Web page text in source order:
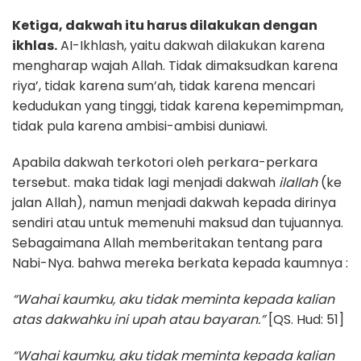
Ketiga, dakwah itu harus dilakukan dengan
ikhlas.AI-Ikhlash, yaitu dakwah dilakukan karena
mengharap wajah Allah. Tidak dimaksudkan karena
riya’, tidak karena sum’ah, tidak karena mencari
kedudukan yang tinggi, tidak karena kepemimpman,
tidak pula karena ambisi-ambisi duniawi.
Apabila dakwah terkotori oleh perkara-perkara
tersebut. maka tidak lagi menjadi dakwah ilallah(ke
jalan Allah), namun menjadi dakwah kepada dirinya
sendiri atau untuk memenuhi maksud dan tujuannya.
Sebagaimana Allah memberitakan tentang para
Nabi-Nya. bahwa mereka berkata kepada kaumnya :
“Wahai kaumku, aku tidak meminta kepada kalian
atas dakwahku ini upah atau bayaran.”[QS. Hud: 51]
“Wahai kaumku, aku tidak meminta kepada kalian